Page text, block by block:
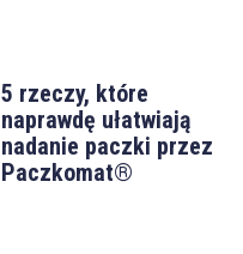
5 rzeczy, które
naprawdę ułatwiają
nadanie paczki przez
Paczkomat®